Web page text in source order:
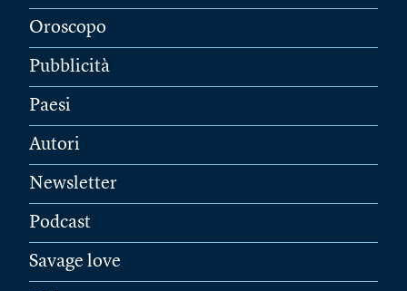
Oroscopo
Pubblicità
Paesi
Autori
Newsletter
Podcast
Savage love